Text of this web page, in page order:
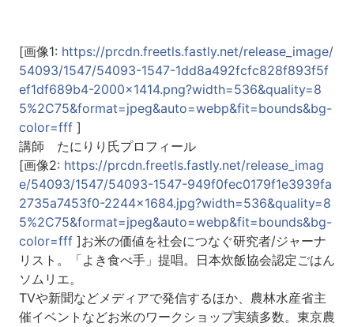
[画像1: https://prcdn.freetls.fastly.net/release_image/
54093/1547/54093-1547-1dd8a492fcfc828f893f5f
ef1df689b4-2000x1414.png?width=536&quality=8
5%2C75&format=jpeg&auto=webp&fit=bounds&bg-
color=fff]
講師 たにりり氏プロフィール
[画像2: https://prcdn.freetls.fastly.net/release_imag
e/54093/1547/54093-1547-949f0fec0179f1e3939fa
2735a7453f0-2244x1684.jpg?width=536&quality=8
5%2C75&format=jpeg&auto=webp&fit=bounds&bg-
color=fff]お米の価値を社会につなぐ研究者/ジャーナ
リスト。「よき食べ手」提唱。日本炊飯協会認定ごはん
ソムリエ。
TVや新聞などメディアで発信するほか、農林水産省主
催イベントなどお米のワークショップ実績多数。東京農